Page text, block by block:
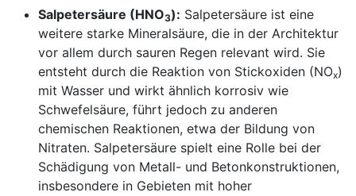
Salpetersäure (HNO3): Salpetersäure ist eine
weitere starke Mineralsäure, die in der Architektur
vor allem durch sauren Regen relevant wird. Sie
entsteht durch die Reaktion von Stickoxiden (NOx)
mit Wasser und wirkt ähnlich korrosiv wie
Schwefelsäure, führt jedoch zu anderen
chemischen Reaktionen, etwa der Bildung von
Nitraten. Salpetersäure spielt eine Rolle bei der
Schädigung von Metall- und Betonkonstruktionen,
insbesondere in Gebieten mit hoher